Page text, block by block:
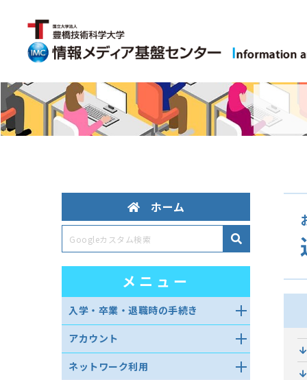
ホーム
メニュー
入学・卒業・退職時の手続き
新入生への重要なお知らせ
退職・転任教職員および卒業・修
了学生の方へお知らせ
アカウント
パスワード復旧用メールアドレス
の登録
ネットワーク利用